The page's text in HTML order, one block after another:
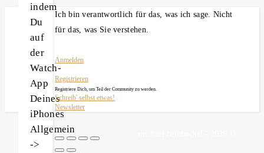
indem
Du
auf
der
Watch-
App
Deines
iPhones
Allgemein
->
Ich bin verantwortlich für das, was ich sage. Nicht
für das, was Sie verstehen.
Anmelden
Registrieren
Registriere Dich, um Teil der Community zu werden.
Schreib' selbst etwas!
Newsletter